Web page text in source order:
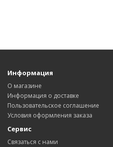
Информация
О магазине
Информация о доставке
Пользовательское соглашение
Условия оформления заказа
Сервис
Связаться с нами